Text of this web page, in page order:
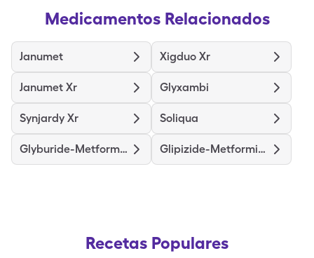
Medicamentos Relacionados
Janumet Xigduo Xr
Janumet Xr Glyxambi
Synjardy Xr Soliqua
Glyburide-Metformin Glipizide-Metformin Hcl
Recetas Populares